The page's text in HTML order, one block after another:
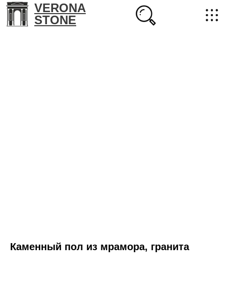
VERONA
STONE
Каменный пол из мрамора, гранита